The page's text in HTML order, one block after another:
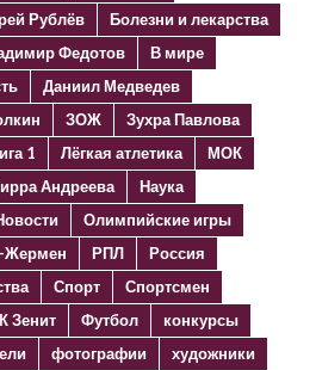
Рублёв
Болезни и лекарства
Федотов
В мире
Даниил Медведев
ЗОЖ
Зухра Павлова
1 Лёгкая атлетика
МОК
Андреева
Наука
Олимпийские игры
Жермен РПЛ
Россия
Спорт
Спортсмен
Зенит Футбол
конкурсы
фотографии
художники